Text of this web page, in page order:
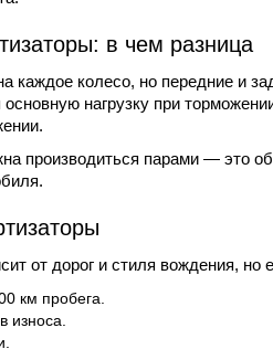
в чем разница
каждое колесо, но передние и
нагрузку при
производиться парами — это
от дорог и стиля вождения, но
км пробега.
износа.